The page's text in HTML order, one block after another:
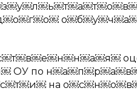
ОУ по
на